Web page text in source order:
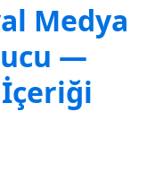
Medya
—